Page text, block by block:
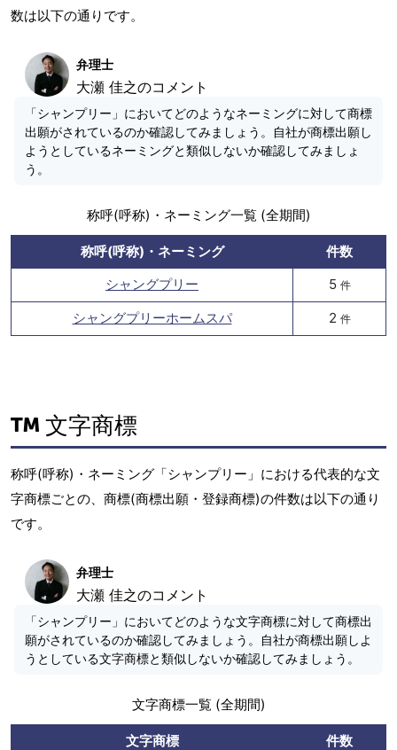
数は以下の通りです。
弁理士
大瀬 佳之のコメント
「シャンプリー」においてどのようなネーミングに対して商標
出願がされているのか確認してみましょう。自社が商標出願し
ようとしているネーミングと類似しないか確認してみましょ
う。
称呼(呼称)・ネーミング一覧 (全期間)
称呼(呼称)・ネーミング
件数
シャングプリー
5 件
シャングプリーホームスパ 2 件
文字商標
称呼(呼称)・ネーミング「シャンプリー」における代表的な文
字商標ごとの、商標(商標出願・登録商標)の件数は以下の通り
です。
弁理士
大瀬 佳之のコメント
「シャンプリー」においてどのような文字商標に対して商標出
願がされているのか確認してみましょう。自社が商標出願しよ
うとしている文字商標と類似しないか確認してみましょう。
文字商標一覧 (全期間)
文字商標
件数